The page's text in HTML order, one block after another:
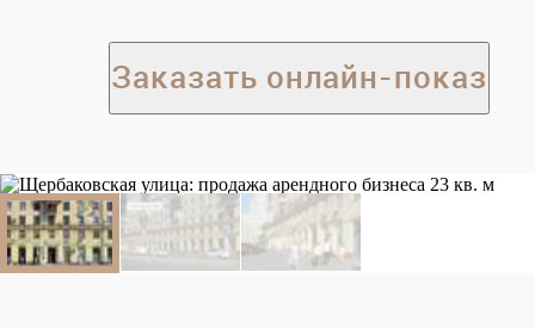
Заказать онлайн-показ